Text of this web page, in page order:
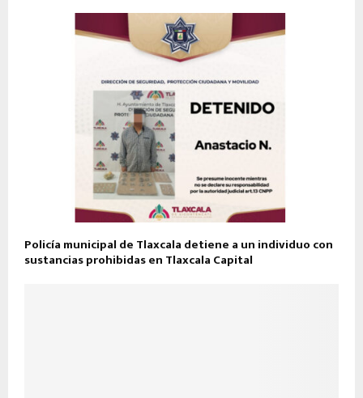
Policía municipal de Tlaxcala detiene a un individuo con
sustancias prohibidas en Tlaxcala Capital